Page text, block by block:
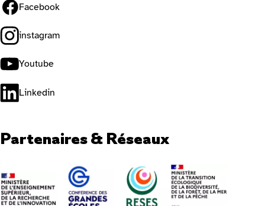
Facebook
instagram
Youtube
Linkedin
Partenaires & Réseaux